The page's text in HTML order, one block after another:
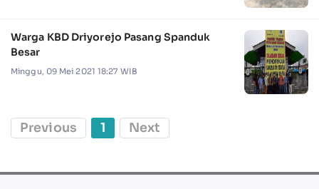
Warga KBD Driyorejo Pasang Spanduk
Besar
Minggu, 09 Mei 2021 18:27 WIB
Previous 1 Next